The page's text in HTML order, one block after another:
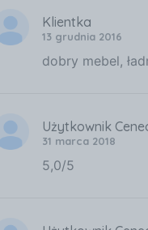
Klientka
13 grudnia 2016
dobry mebel,
Użytkownik
31 marca 2018
5,0/5